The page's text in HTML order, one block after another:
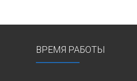
ВРЕМЯ РАБОТЫ